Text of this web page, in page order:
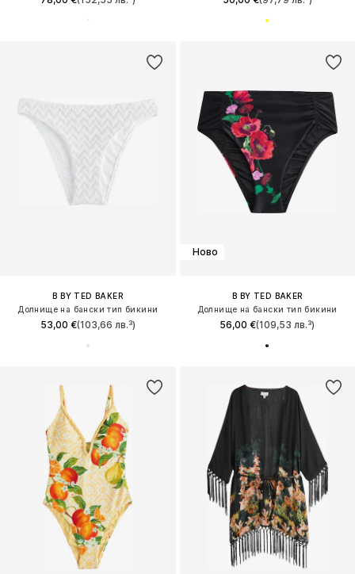
B BY TED BAKER
Долнище на бански тип бикини
53,00 €(103,66 лв.³)
Ново
B BY TED BAKER
Долнище на бански тип бикини
56,00 €(109,53 лв.³)